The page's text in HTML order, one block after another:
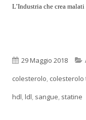
L’Industria che crea
Pubblicato
29 Maggio 2018
colesterolo, colesterolo
hdl,ldl, sangue, statine